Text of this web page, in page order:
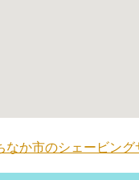
なか市のシェービン